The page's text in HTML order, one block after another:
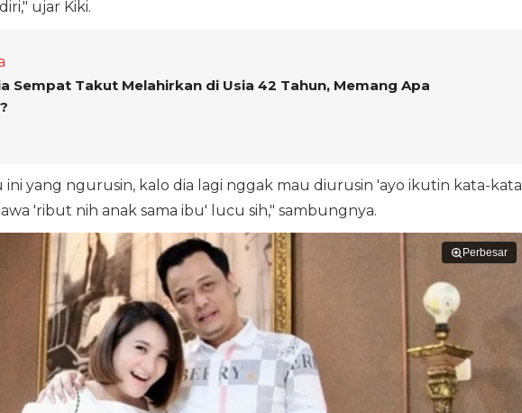
ujar Kiki.
Sempat Takut Melahirkan di Usia 42 Tahun, Memang Apa
yang ngurusin, kalo dia lagi nggak mau diurusin 'ayo ikutin kata-kata
'ribut nih anak sama ibu' lucu sih," sambungnya.
Perbesar